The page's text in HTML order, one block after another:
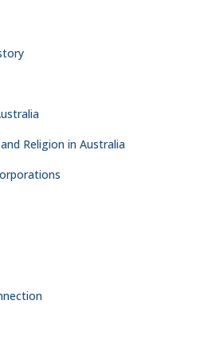
Religion in Australia